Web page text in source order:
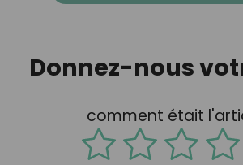
Donnez-nous
comment était